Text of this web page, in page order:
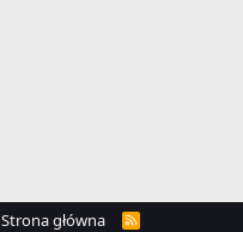
Strona główna
R